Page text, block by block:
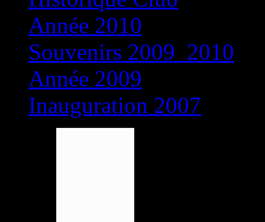
Année 2010
Souvenirs 2009_2010
Année 2009
Inauguration 2007